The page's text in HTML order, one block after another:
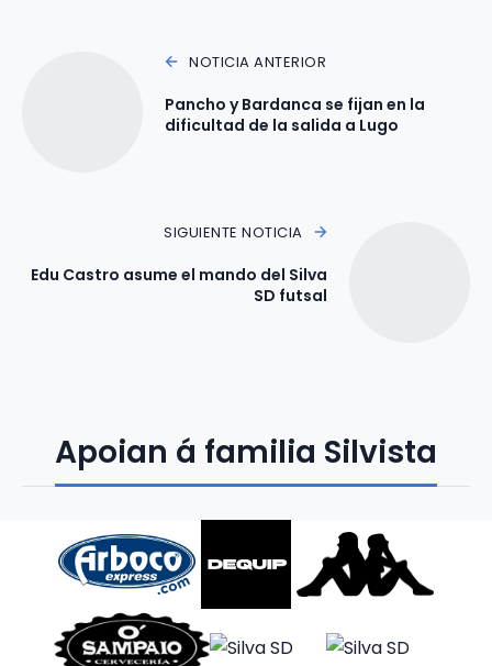
NOTICIA ANTERIOR
Pancho y Bardanca se fijan en la
dificultad de la salida a Lugo
SIGUIENTE NOTICIA
Edu Castro asume el mando del Silva
SD futsal
Apoian á familia Silvista